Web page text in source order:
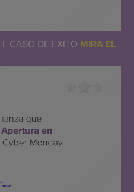
CASO DE ÉXITO MIRA EL